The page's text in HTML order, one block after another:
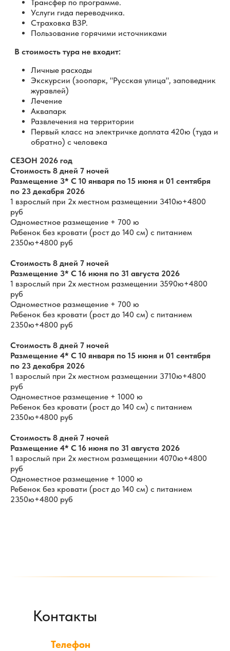
Трансфер по программе.
Услуги гида переводчика.
Страховка ВЗР.
Пользование горячими источниками
В стоимость тура не входит:
Личные расходы
Экскурсии (зоопарк, "Русская улица", заповедник
журавлей)
Лечение
Аквапарк
Развлечения на территории
Первый класс на электричке доплата 420ю (туда и
обратно) с человека
СЕЗОН 2026 год
Стоимость 8 дней 7 ночей
Размещение 3* С 10 января по 15 июня и 01 сентября
по 23 декабря 2026
1 взрослый при 2х местном размещении 3410ю+4800
руб
Одноместное размещение + 700 ю
Ребенок без кровати (рост до 140 см) с питанием
2350ю+4800 руб
Стоимость 8 дней 7 ночей
Размещение 3* С 16 июня по 31 августа 2026
1 взрослый при 2х местном размещении 3590ю+4800
руб
Одноместное размещение + 700 ю
Ребенок без кровати (рост до 140 см) с питанием
2350ю+4800 руб
Стоимость 8 дней 7 ночей
Размещение 4* С 10 января по 15 июня и 01 сентября
по 23 декабря 2026
1 взрослый при 2х местном размещении 3710ю+4800
руб
Одноместное размещение + 1000 ю
Ребенок без кровати (рост до 140 см) с питанием
2350ю+4800 руб
Стоимость 8 дней 7 ночей
Размещение 4* С 16 июня по 31 августа 2026
1 взрослый при 2х местном размещении 4070ю+4800
руб
Одноместное размещение + 1000 ю
Ребенок без кровати (рост до 140 см) с питанием
2350ю+4800 руб
Контакты
Телефон